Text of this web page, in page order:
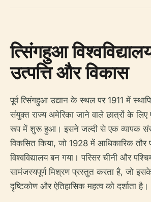
त्सिंगहुआ
उत्पत्ति और विकास
पूर्व त्सिंगहुआ उद्यान के स्थल पर 1911 में
संयुक्त राज्य अमेरिका जाने वाले छात्रों के
रूप में शुरू हुआ। इसने जल्दी से एक व्यापक
विकसित किया, जो 1928 में आधिकारिक तौर
विश्वविद्यालय बन गया। परिसर चीनी और
सामंजस्यपूर्ण मिश्रण प्रस्तुत करता है, जो इसके
दृष्टिकोण और ऐतिहासिक महत्व को दर्शाता है।